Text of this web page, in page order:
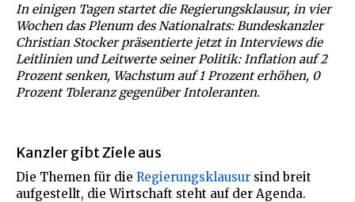
In einigen Tagen startet die Regierungsklausur, in vier
Wochen das Plenum des Nationalrats: Bundeskanzler
Christian Stocker präsentierte jetzt in Interviews die
Leitlinien und Leitwerte seiner Politik: Inflation auf 2
Prozent senken, Wachstum auf 1 Prozent erhöhen, 0
Prozent Toleranz gegenüber Intoleranten.
Kanzler gibt Ziele aus
Die Themen für die Regierungsklausur sind breit
aufgestellt, die Wirtschaft steht auf der Agenda.